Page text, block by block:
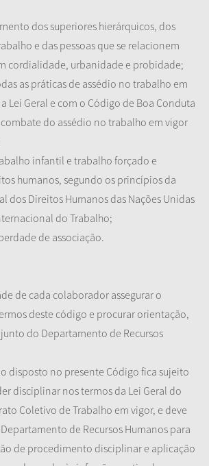
dos superiores hierárquicos, dos
e das pessoas que se relacionem
cordialidade, urbanidade e probidade;
as práticas de assédio no trabalho em
Lei Geral e com o Código de Boa Conduta
do assédio no trabalho em vigor
infantil e trabalho forçado e
humanos, segundo os princípios da
dos Direitos Humanos das Nações Unidas
do Trabalho;
de associação.
de cada colaborador assegurar o
deste código e procurar orientação,
do Departamento de Recursos
disposto no presente Código fica sujeito
disciplinar nos termos da Lei Geral do
Coletivo de Trabalho em vigor, e deve
de Recursos Humanos para
de procedimento disciplinar e aplicação